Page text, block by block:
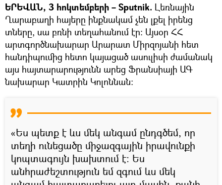
ԵՐԵՎԱՆ, 3 հոկտեմբերի – Sputnik. Լեռնային
Ղարաբաղի հայերը ինքնակամ չեն լքել իրենց
տները, սա բռնի տեղահանում էր։ Այսօր ՀՀ
արտգործնախարար Արարատ Միրզոյանի հետ
հանդիպումից հետո կայացած ասուլիսի ժամանակ
այս հայտարարությունն արեց Ֆրանսիայի ԱԳ
նախարար Կատրին Կոլոննան։
«Ես պետք է ևս մեկ անգամ ընդգծեմ, որ
տեղի ունեցածը միջազգային իրավունքի
կոպտագույն խախտում է։ Ես
անհրաժեշտություն եմ զգում ևս մեկ